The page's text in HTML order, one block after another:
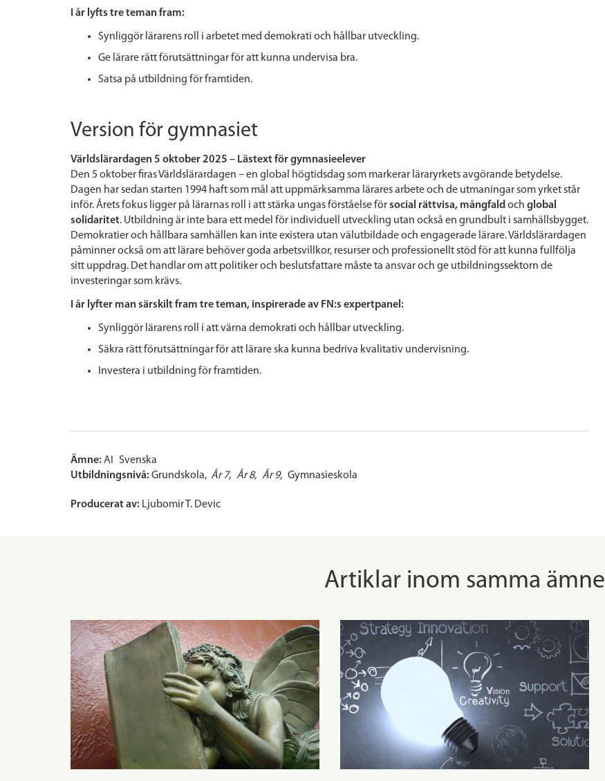
I år lyfts tre teman fram:
Synliggör lärarens roll i arbetet med demokrati och hållbar utveckling.
Ge lärare rätt förutsättningar för att kunna undervisa bra.
Satsa på utbildning för framtiden.
Version för gymnasiet
Världslärardagen 5 oktober 2025 – Lästext för gymnasieelever
Den 5 oktober firas Världslärardagen – en global högtidsdag som markerar läraryrkets avgörande betydelse.
Dagen har sedan starten 1994 haft som mål att uppmärksamma lärares arbete och de utmaningar som yrket står
inför. Årets fokus ligger på lärarnas roll i att stärka ungas förståelse försocial rättvisa, mångfald och global
solidaritet. Utbildning är inte bara ett medel för individuell utveckling utan också en grundbult i samhällsbygget.
Demokratier och hållbara samhällen kan inte existera utan välutbildade och engagerade lärare. Världslärardagen
påminner också om att lärare behöver goda arbetsvillkor, resurser och professionellt stöd för att kunna fullfölja
sitt uppdrag. Det handlar om att politiker och beslutsfattare måste ta ansvar och ge utbildningssektorn de
investeringar som krävs.
I år lyfter man särskilt fram tre teman, inspirerade av FN:s expertpanel:
Synliggör lärarens roll i att värna demokrati och hållbar utveckling.
Säkra rätt förutsättningar för att lärare ska kunna bedriva kvalitativ undervisning.
Investera i utbildning för framtiden.
Ämne: AI
Svenska
Utbildningsnivå: Grundskola År 7 År 8 År 9 Gymnasieskola
Producerat av: Ljubomir T. Devic
Artiklar inom samma ämne